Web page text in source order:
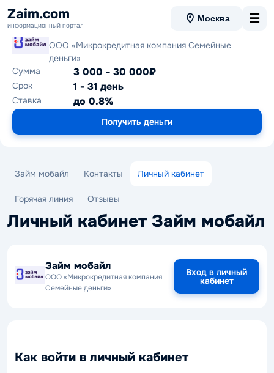
Zaim.com
информационный портал
Москва ☰
Займ мобайл
ООО «Микрокредитная компания Семейные
деньги»
Сумма
3 000 - 30 000₽
Срок 1 - 31 день
Ставка до 0.8%
Получить деньги
Займ мобайл Контакты Личный кабинет
Горячая линия Отзывы
Личный кабинет Займ мобайл
Займ мобайл
ООО «Микрокредитная компания
Семейные деньги»
Вход в личный
кабинет
Как войти в личный кабинет